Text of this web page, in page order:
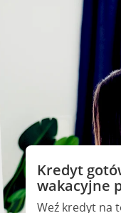
Kredyt
wakacyjne
Weź kredyt na